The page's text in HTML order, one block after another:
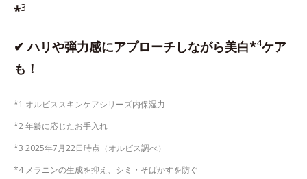
*3
✔ ハリや弾力感にアプローチしながら美白*4ケア
も！
*1 オルビススキンケアシリーズ内保湿力
*2 年齢に応じたお手入れ
*3 2025年7月22日時点（オルビス調べ）
*4 メラニンの生成を抑え、シミ・そばかすを防ぐ